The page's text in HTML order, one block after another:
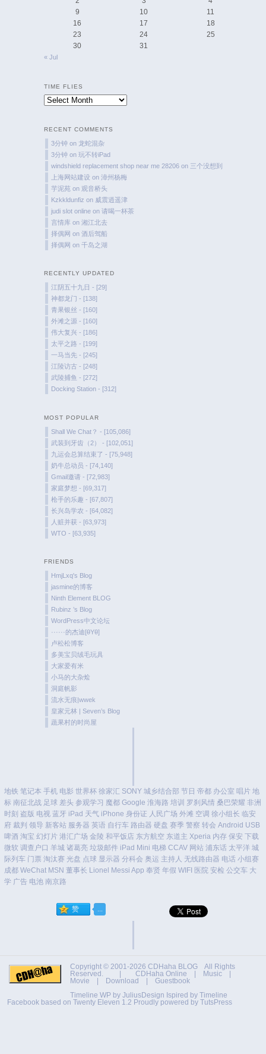
9
10
11
16
17
18
23
24
25
30
31
« Jul
TIME FLIES
Time
RECENT COMMENTS
3分钟 on 龙蛇混杂
3分钟 on玩不转iPad
windshield replacement shop near me 28206 on 三个没想到
上海网站建设 on漳州杨梅
芋泥苑 on 观音桥头
Kzkkldunfiz on 威震逍遥津
judi slot online on请喝一杯茶
言情库 on湘江北去
择偶网 on酒后驾船
择偶网 on千岛之湖
RECENTLY UPDATED
江阴五十九日 - [29]
神都龙门 - [138]
青果银丝 - [160]
外滩之源 - [160]
伟大复兴 - [186]
太平之路 - [199]
一马当先 - [245]
江陵访古 - [248]
武陵捕鱼 - [272]
Docking Station - [312]
MOST POPULAR
Shall We Chat？ - [105,086]
武装到牙齿（2） - [102,051]
九运会总算结束了 - [75,948]
奶牛总动员 - [74,140]
Gmail邀请 - [72,983]
家庭梦想 - [69,317]
枪手的乐趣 - [67,807]
长兴岛学农 - [64,082]
人赃并获 - [63,973]
WTO - [63,935]
FRIENDS
HmjLxq's Blog
jasmine的博客
Ninth Element BLOG
Rubinz ’s Blog
WordPress中文论坛
······的杰迪[θYθ]
卢松松博客
多美宝贝绒毛玩具
大家爱有米
小马的大杂烩
洞庭帆影
流水无痕|wwek
皇家元林 | Seven’s Blog
蔬果村的时尚屋
地铁 笔记本 手机 电影 世界杯 徐家汇 SONY 城乡结合部 节日 帝都 办公室 唱片 地
标 南征北战 足球 差头 参观学习 魔都 Google 淮海路 培训 罗刹风情 桑巴荣耀 非洲
时刻 盗版 电视 蓝牙 iPad 天气 iPhone 身份证 人民广场 外滩 空调 徐小组长 临安
府 裁判 领导 新客站 服务器 英语 自行车 路由器 硬盘 赛季 警察 转会 Android USB
啤酒 淘宝 幻灯片 港汇广场 金陵 和平饭店 东方航空 东道主 Xperia 内存 保安 下载
微软 调查户口 羊城 诸葛亮 垃圾邮件 iPad Mini 电梯 CCAV 网站 浦东话 太平洋 城
际列车 门票 淘汰赛 光盘 点球 显示器 分科会 奥运 主持人 无线路由器 电话 小组赛
成都 WeChat MSN 董事长 Lionel Messi App 奉贤 年假 WIFI 医院 安检 公交车 大
学 广告 电池 南京路
Copyright © 2001-2026 CDHaha BLOG All Rights
Reserved. | CDHaha Online | Music |
Movie | Download | Guestbook
Timeline WP by JuliusDesign Ispired by Timeline
Facebook based on Twenty Eleven 1.2 Proudly powered by TutsPress